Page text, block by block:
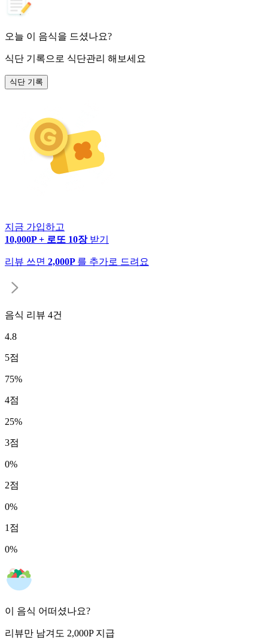
오늘 이 음식을 드셨나요?
식단 기록으로 식단관리 해보세요
식단 기록
지금 가입하고
10,000P + 로또 10장 받기
리뷰 쓰면 2,000P 를 추가로 드려요
음식 리뷰 4건
4.8
5점
75%
4점
25%
3점
0%
2점
0%
1 점
0%
이 음식 어떠셨나요?
리뷰만 남겨도 2,000P 지급